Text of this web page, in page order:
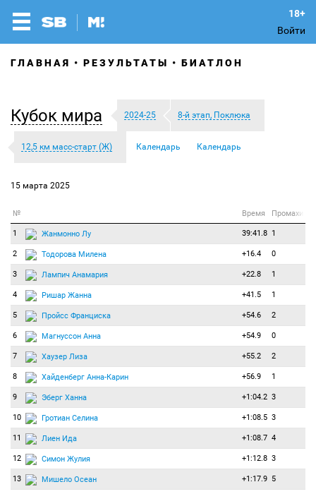
Войти
ГЛАВНАЯ РЕЗУЛЬТАТЫ БИАТЛОН
Кубок мира 2024-25 8-й этап, Поклюка
12,5 км масс-старт (Ж) Календарь Календарь
15 марта 2025
№ Время Промахи
1 Жанмонно Лу 39:41.8 1
2 Тодорова Милена +16.4 0
3 Лампич Анамария +22.8 1
4 Ришар Жанна +41.5 1
5 Пройсс Франциска +54.6 2
6 Магнуссон Анна +54.9 0
7 Хаузер Лиза +55.2 2
8 Хайденберг Анна-Карин +56.9 1
9 Эберг Ханна +1:04.2 3
10 Гротиан Селина +1:08.5 3
11 Лиен Ида +1:08.7 4
12 Симон Жулия +1:12.8 3
13 Мишело Осеан +1:17.9 5